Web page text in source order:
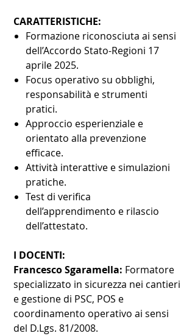
CARATTERISTICHE:
Formazione riconosciuta ai sensi
dell’Accordo Stato-Regioni 17
aprile 2025.
Focus operativo su obblighi,
responsabilità e strumenti
pratici.
Approccio esperienziale e
orientato alla prevenzione
efficace.
Attività interattive e simulazioni
pratiche.
Test di verifica
dell’apprendimento e rilascio
dell’attestato.
I DOCENTI:
Francesco Sgaramella: Formatore
specializzato in sicurezza nei cantieri
e gestione di PSC, POS e
coordinamento operativo ai sensi
del D.Lgs. 81/2008.